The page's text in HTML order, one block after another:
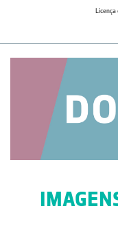
Licença